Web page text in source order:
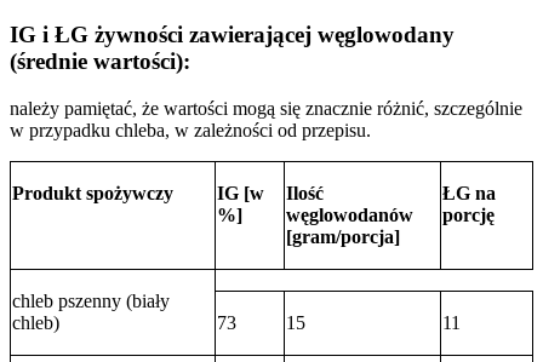
IG i ŁG żywności zawierającej węglowodany
(średnie wartości):
należy pamiętać, że wartości mogą się znacznie różnić, szczególnie
w przypadku chleba, w zależności od przepisu.
Produkt spożywczy
IG [w
%]
Ilość
węglowodanów
[gram/porcja]
ŁG na
porcję
chleb pszenny (biały
chleb)
73 15 11